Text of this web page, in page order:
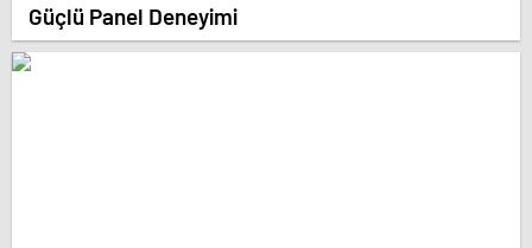
Güçlü Panel Deneyimi